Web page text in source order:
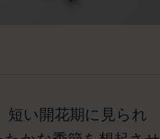
短い開花期に見られ